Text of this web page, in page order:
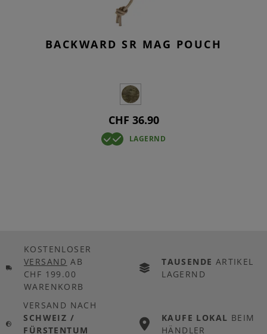
BACKWARD SR MAG POUCH
CHF 36.90
LAGERND
KOSTENLOSER
VERSAND AB
CHF 199.00
WARENKORB
TAUSENDE ARTIKEL
LAGERND
VERSAND NACH
SCHWEIZ /
FÜRSTENTUM
KAUFE LOKAL BEIM
HÄNDLER